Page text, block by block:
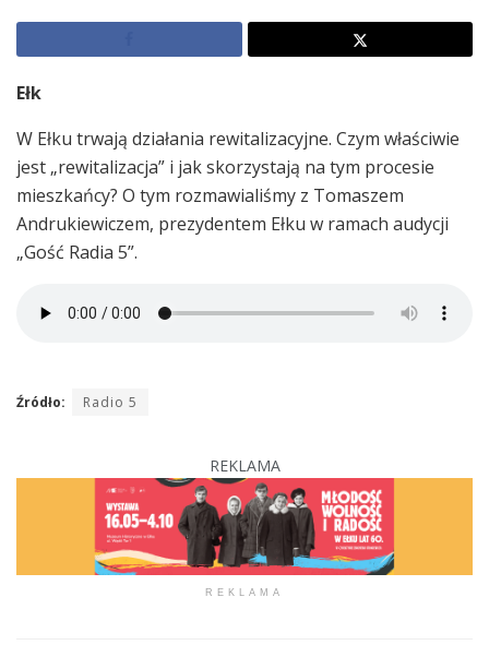
Ełk
W Ełku trwają działania rewitalizacyjne. Czym właściwie
jest „rewitalizacja” i jak skorzystają na tym procesie
mieszkańcy? O tym rozmawialiśmy z Tomaszem
Andrukiewiczem, prezydentem Ełku w ramach audycji
„Gość Radia 5”.
Źródło: Radio 5
REKLAMA
REKLAMA